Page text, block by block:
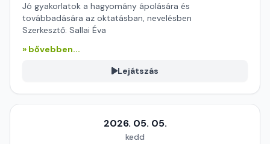
Jó gyakorlatok a hagyomány ápolására és
továbbadására az oktatásban, nevelésben
Szerkesztő: Sallai Éva
» bővebben...
Lejátszás
2026. 05. 05.
kedd